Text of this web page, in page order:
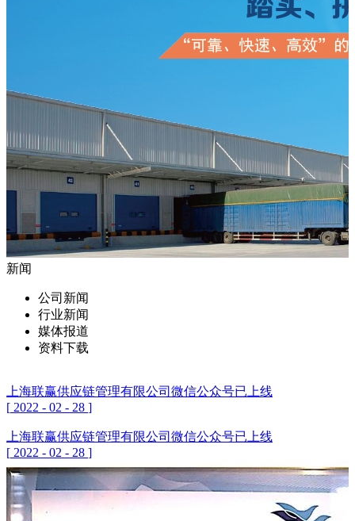
新闻
公司新闻
行业新闻
媒体报道
资料下载
上海联赢供应链管理有限公司微信公众号已上线
[ 2022 - 02 - 28 ]
上海联赢供应链管理有限公司微信公众号已上线
[ 2022 - 02 - 28 ]